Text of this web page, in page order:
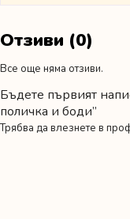
Отзиви (0)
Все още няма отзиви.
Бъдете първият
поличка и боди”
Трябва да влезнете в